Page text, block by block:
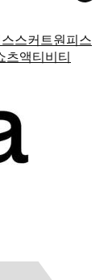
스커트원피스
츠액티비티